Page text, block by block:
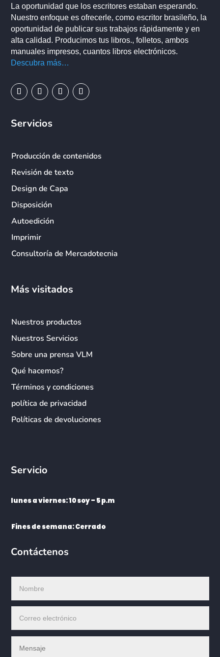
La oportunidad que los escritores estaban esperando.
Nuestro enfoque es ofrecerle, como escritor brasileño, la
oportunidad de publicar sus trabajos rápidamente y en
alta calidad. Producimos tus libros., folletos, ambos
manuales impresos, cuantos libros electrónicos.
Descubra más…
Servicios
Producción de contenidos
Revisión de texto
Design de Capa
Disposición
Autoedición
Imprimir
Consultoría de Mercadotecnia
Más visitados
Nuestros productos
Nuestros Servicios
Sobre una prensa VLM
Qué hacemos?
Términos y condiciones
política de privacidad
Políticas de devoluciones
Servicio
lunes a viernes: 10 soy – 5 p.m
Fines de semana: Cerrado
Contáctenos